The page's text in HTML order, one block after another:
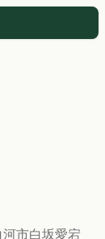
河市白坂愛宕